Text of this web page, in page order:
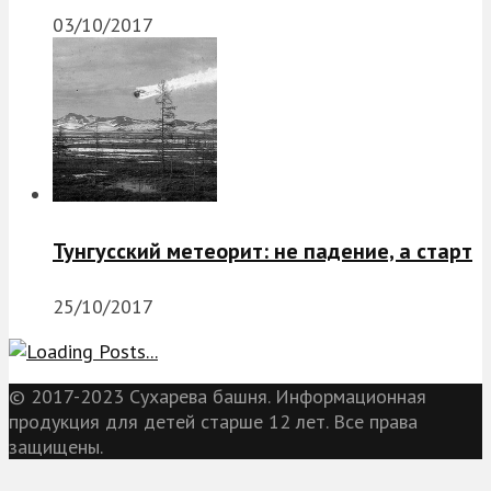
03/10/2017
Тунгусский метеорит: не падение, а старт
25/10/2017
© 2017-2023 Сухарева башня. Информационная
продукция для детей старше 12 лет. Все права
защищены.